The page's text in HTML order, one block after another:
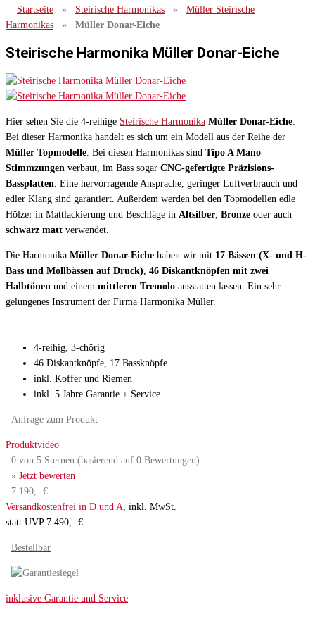
Startseite » Steirische Harmonikas »
Müller Steirische
Harmonikas
» Müller Donar-Eiche
Steirische Harmonika Müller Donar-Eiche
Hier sehen Sie die 4-reihige Steirische Harmonika Müller Donar-Eiche
Bei dieser Harmonika handelt es sich um ein Modell aus der Reihe der
Müller Topmodelle . Bei diesen Harmonikas sind Tipo A Mano
Stimmzungen verbaut, im Bass sogar CNC-gefertigte Präzisions-
Bassplatten . Eine hervorragende Ansprache, geringer Luftverbrauch und
edler Klang sind garantiert. Außerdem werden bei den Topmodellen edle
Hölzer in Mattlackierung und Beschläge in Altsilber Bronze oder auch
schwarz matt verwendet.
Die Harmonika Müller Donar-Eiche haben wir mit 17 Bässen (X- und H-
Bass und Mollbässen auf Druck) 46 Diskantknöpfen mit zwei
Halbtönen und einem mittleren Tremolo ausstatten lassen. Ein sehr
gelungenes Instrument der Firma Harmonika Müller.
4-reihig, 3-chörig
46 Diskantknöpfe, 17 Bassknöpfe
inkl. Koffer und Riemen
inkl. 5 Jahre Garantie + Service
Anfrage zum Produkt
Produktvideo
0 von 5 Sternen (basierend auf 0 Bewertungen)
» Jetzt bewerten
7.190,- €
Versandkostenfrei in D und A , inkl. MwSt.
statt UVP 7.490,- €
Bestellbar
inklusive Garantie und Service